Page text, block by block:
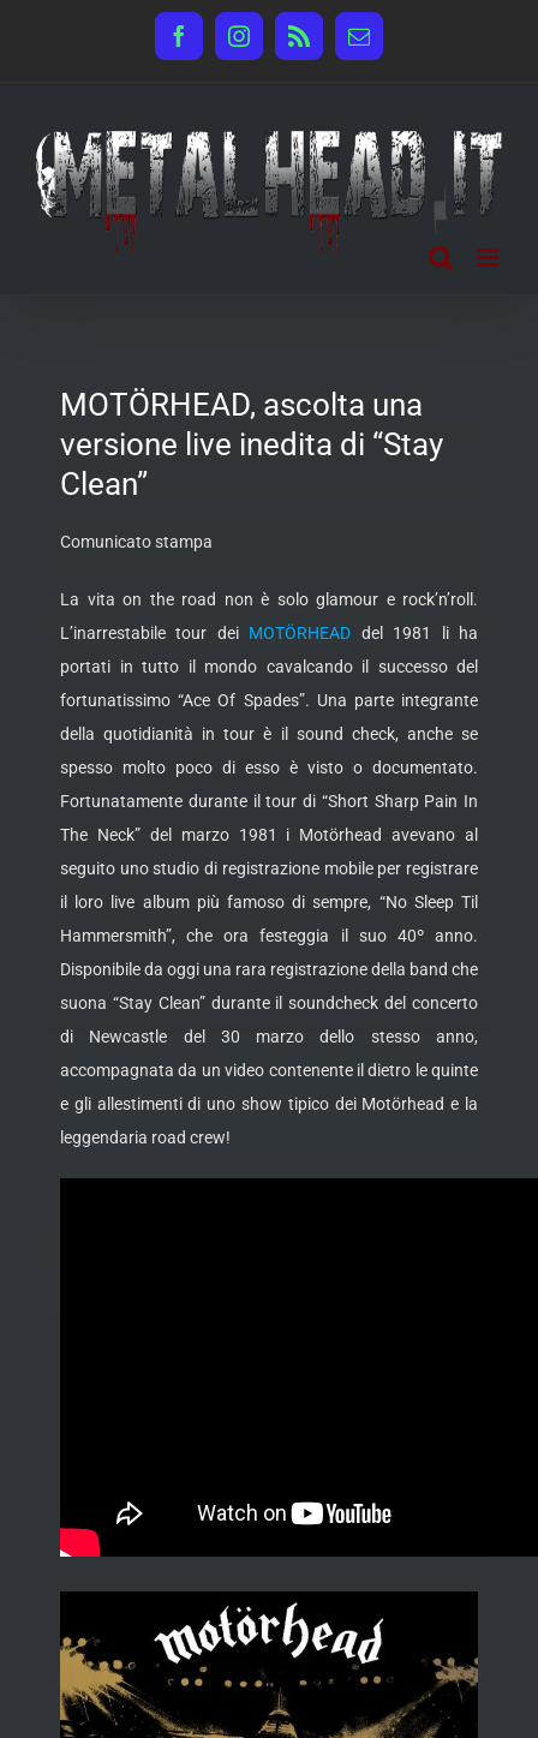
FacebookInstagram
Rss Email
MOTÖRHEAD, ascolta una
versione live inedita di “Stay
Clean”
Comunicato stampa
La vita on the road non è solo glamour e rock’n’roll.
L’inarrestabile tour dei MOTÖRHEAD del 1981 li ha
portati in tutto il mondo cavalcando il successo del
fortunatissimo “Ace Of Spades”. Una parte integrante
della quotidianità in tour è il sound check, anche se
spesso molto poco di esso è visto o documentato.
Fortunatamente durante il tour di “Short Sharp Pain In
The Neck” del marzo 1981 i Motörhead avevano al
seguito uno studio di registrazione mobile per registrare
il loro live album più famoso di sempre, “No Sleep Til
Hammersmith”, che ora festeggia il suo 40º anno.
Disponibile da oggi una rara registrazione della band che
suona “Stay Clean” durante il soundcheck del concerto
di Newcastle del 30 marzo dello stesso anno,
accompagnata da un video contenente il dietro le quinte
e gli allestimenti di uno show tipico dei Motörhead e la
leggendaria road crew!